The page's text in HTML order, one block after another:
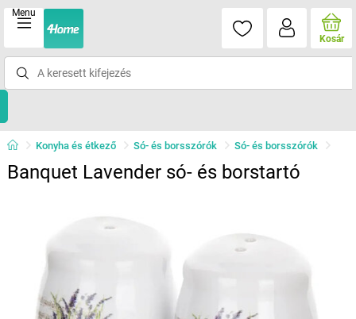
Menu
Kosár
Konyha és étkező Só- és borsszórók Só- és borsszórók
Banquet Lavender só- és borstartó